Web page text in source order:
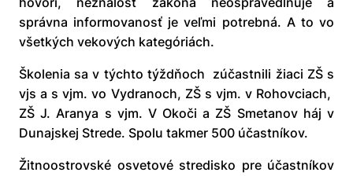
správna informovanosť je veľmi potrebná. A to vo
všetkých vekových kategóriách.
Školenia sa v týchto týždňoch zúčastnili žiaci ZŠ s
vjs a s vjm. vo Vydranoch, ZŠ s vjm. v Rohovciach,
ZŠ J. Aranya s vjm. V Okoči a ZŠ Smetanov háj v
Dunajskej Strede. Spolu takmer 500 účastníkov.
Žitnoostrovské osvetové stredisko pre účastníkov